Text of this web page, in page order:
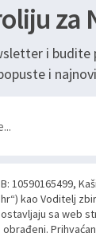
za
i
i
10590165499,
kao Voditelj
sa web